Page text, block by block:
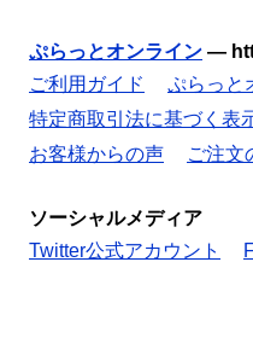
ぷらっとオンライン —
ご利用ガイド
ぷらっと
特定商取引法に基づく表
お客様からの声
ご注文
ソーシャルメディア
Twitter公式アカウント